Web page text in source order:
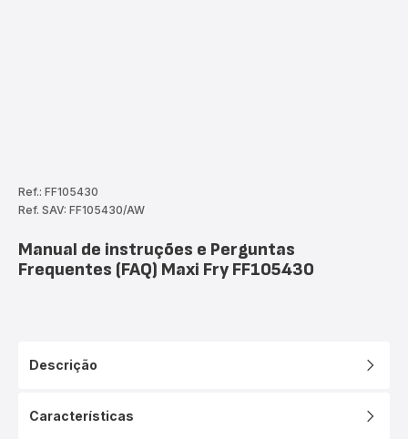
Ref.: FF105430
Ref. SAV: FF105430/AW
Manual de instruções e Perguntas
Frequentes (FAQ) Maxi Fry FF105430
Descrição
Características